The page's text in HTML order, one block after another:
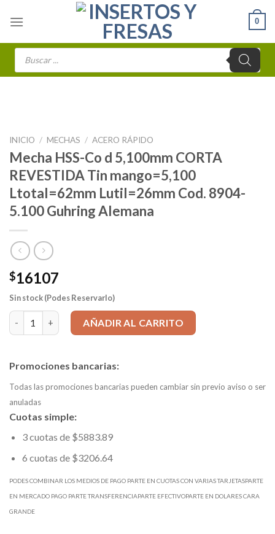
0
Búsqueda
INICIO / MECHAS / ACERO RÁPIDO
Mecha HSS-Co d 5,100mm CORTA
REVESTIDA Tin mango=5,100
Ltotal=62mm Lutil=26mm Cod. 8904-
5.100 Guhring Alemana
$16107
Sin stock (Podes Reservarlo)
Mecha HSS-Co d 5,100mm CORTA REVESTIDA Tin
AÑADIR AL CARRITO
Promociones bancarias:
Todas las promociones bancarias pueden cambiar sin previo aviso o ser
anuladas
Cuotas simple:
3 cuotas de $5883.89
6 cuotas de $3206.64
PODES COMBINAR LOS MEDIOS DE PAGO PARTE EN CUOTAS CON VARIAS TARJETASPARTE
EN MERCADO PAGO PARTE TRANSFERENCIAPARTE EFECTIVOPARTE EN DOLARES CARA
GRANDE